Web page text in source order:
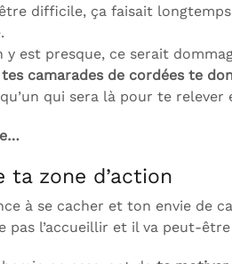
difficile, ça faisait
y est presque, ce serait
tes camarades de cordées te
qui sera là pour te
ta zone d’action
à se cacher et ton envie de
pas l’accueillir et il va peut-